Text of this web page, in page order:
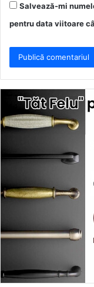
Salvează-mi
pentru data viitoare